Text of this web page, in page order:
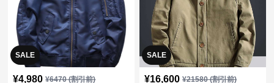
SALE
¥4,980 ¥6470(割引前)
SALE
¥16,600 ¥21580(割引前)